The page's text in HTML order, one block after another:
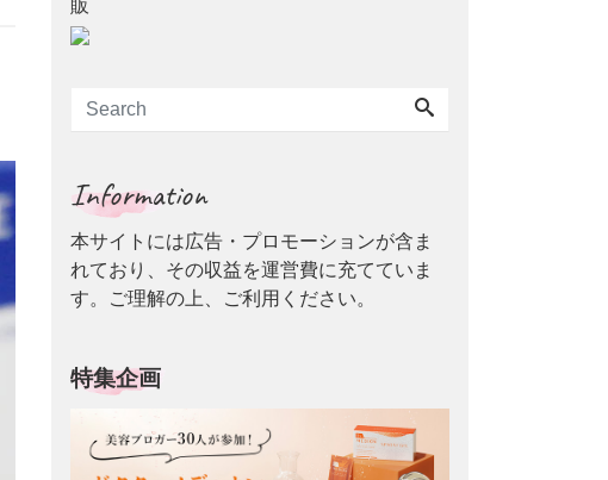
Information
本サイトには広告・プロモーションが含ま
れており、その収益を運営費に充てていま
す。ご理解の上、ご利用ください。
特集企画